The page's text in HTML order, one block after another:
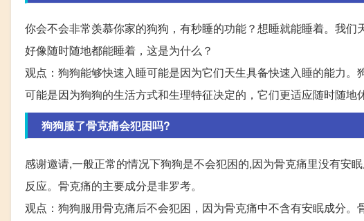
你会不会非常羡慕你家的狗狗，有秒睡的功能？想睡就能睡着。我
好像随时随地都能睡着，这是为什么？
观点：狗狗能够快速入睡可能是因为它们天生具备快速入睡的能力
可能是因为狗狗的生活方式和生理特征决定的，它们更适应随时随地
狗狗服了骨克痛会犯困吗?
感谢邀请,一般正常的情况下狗狗是不会犯困的,因为骨克痛里没有安
反应。骨克痛的主要成分是非罗考。
观点：狗狗服用骨克痛后不会犯困，因为骨克痛中不含有安眠成分